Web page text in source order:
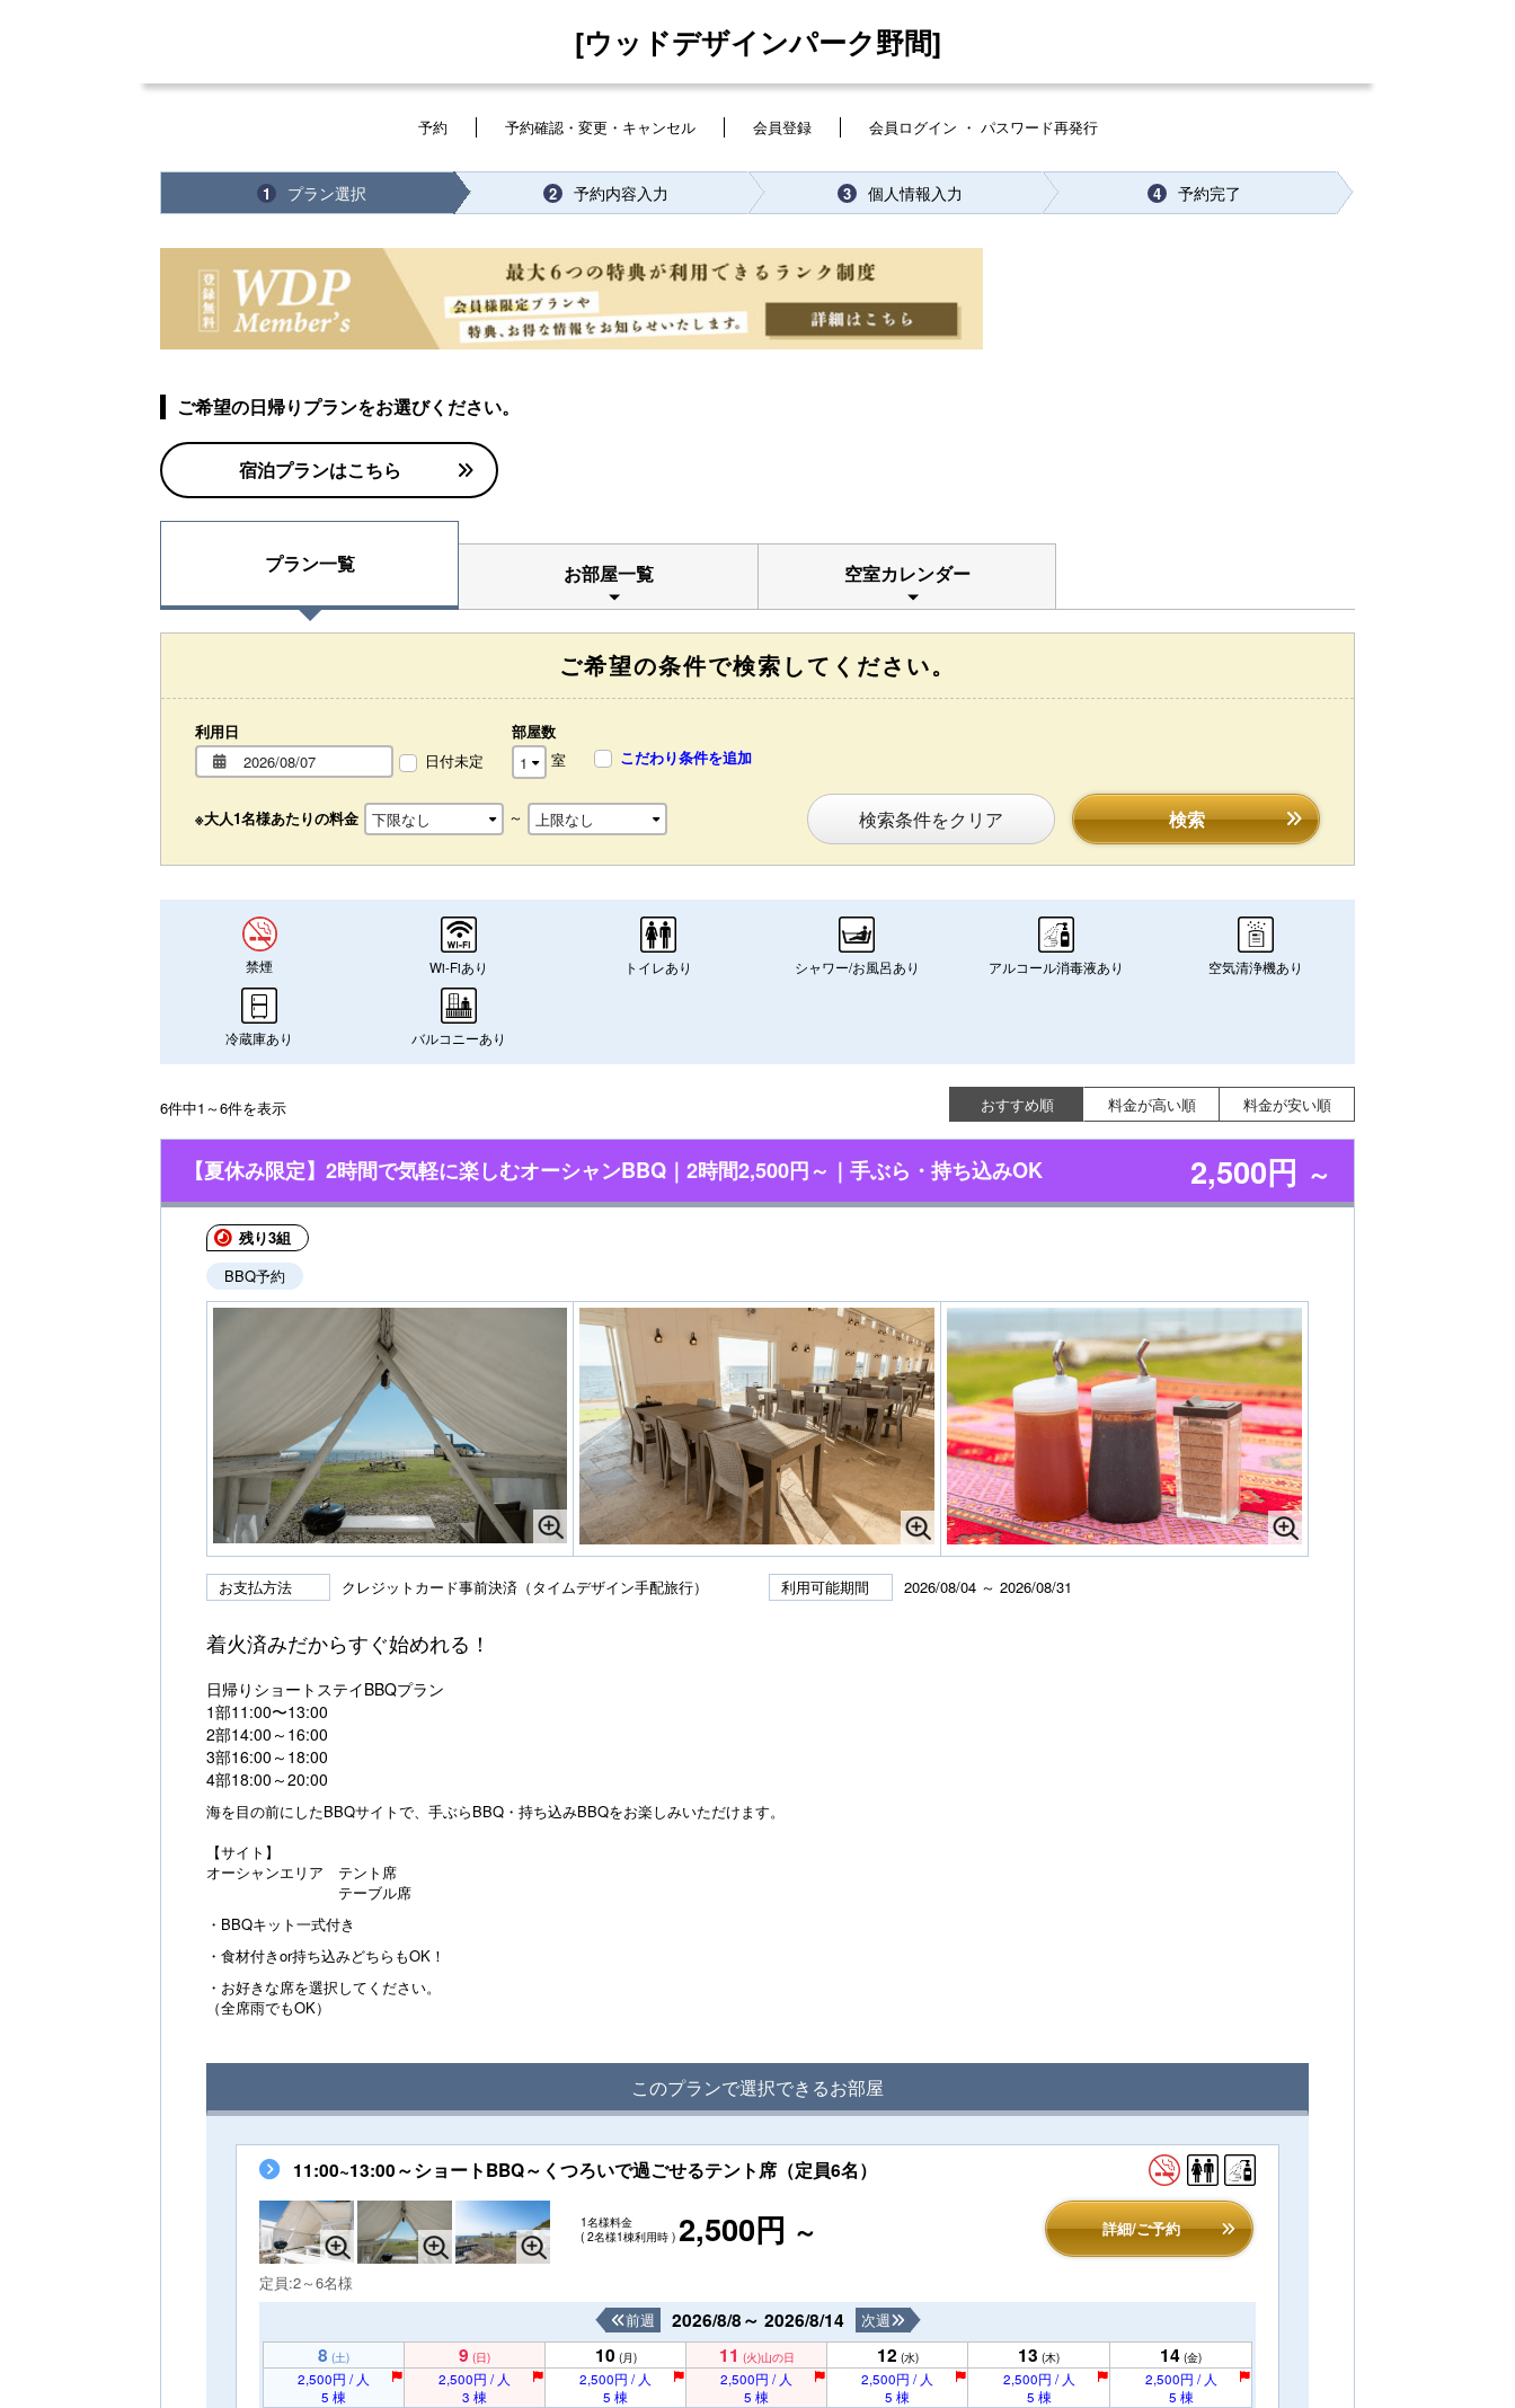
[ウッドデザインパーク野間]
予約 予約確認・変更・キャンセル 会員登録 会員ログイン ・ パスワード再発行
1 プラン選択 2 予約内容入力 3 個人情報入力 4 予約完了
ご希望の日帰りプランをお選びください。
宿泊プランはこちら
プラン一覧 お部屋一覧 空室カレンダー
ご希望の条件で検索してください。
利用日
日付未定
部屋数
室
こだわり条件を追加
※大人1名様あたりの料金 ～ 検索条件をクリア 検索
禁煙 Wi-Fiあり トイレあり シャワー/お風呂あり アルコール消毒液あり 空気清浄機あり
冷蔵庫あり バルコニーあり
おすすめ順 料金が高い順 料金が安い順
6件中1～6件を表示
【夏休み限定】2時間で気軽に楽しむオーシャンBBQ｜2時間2,500円～｜手ぶら・持ち込みOK 2,500円 ～
残り3組
BBQ予約
お支払方法 クレジットカード事前決済（タイムデザイン手配旅行） 利用可能期間 2026/08/04 ～ 2026/08/31
着火済みだからすぐ始めれる！
日帰りショートステイBBQプラン
1部11:00〜13:00
2部14:00～16:00
3部16:00～18:00
4部18:00～20:00
海を目の前にしたBBQサイトで、手ぶらBBQ・持ち込みBBQをお楽しみいただけます。
【サイト】
オーシャンエリア テント席
テーブル席
・BBQキット一式付き
・食材付きor持ち込みどちらもOK！
・お好きな席を選択してください。
（全席雨でもOK）
このプランで選択できるお部屋
11:00~13:00～ショートBBQ～くつろいで過ごせるテント席（定員6名）
1名様料金
( 2名様1棟利用時 ) 2,500円 ～ 詳細/ご予約
定員:2～6名様
2026/8/8～ 2026/8/14
前週 次週
8 (土) 9 (日) 10 (月) 11 (火)山の日 12 (水) 13 (木) 14 (金)
2,500円 / 人
5 棟
2,500円 / 人
3 棟
2,500円 / 人
5 棟
2,500円 / 人
5 棟
2,500円 / 人
5 棟
2,500円 / 人
5 棟
2,500円 / 人
5 棟